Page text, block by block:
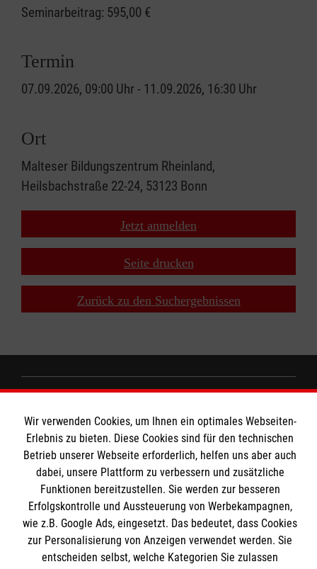
Seminarbeitrag: 595,00 €
Termin
07.09.2026, 09:00 Uhr - 11.09.2026, 16:30 Uhr
Ort
Malteser Bildungszentrum Rheinland,
Heilsbachstraße 22-24, 53123 Bonn
Jetzt anmelden
Seite drucken
Zurück zu den Suchergebnissen
Spenden und Helfen
Angebote und Leistungen
Mitarbeiten
Wir Malteser
Informationen
Downloads
Impressum
Malteser online
Wir verwenden Cookies, um Ihnen ein optimales Webseiten-
Erlebnis zu bieten. Diese Cookies sind für den technischen
Betrieb unserer Webseite erforderlich, helfen uns aber auch
dabei, unsere Plattform zu verbessern und zusätzliche
Funktionen bereitzustellen. Sie werden zur besseren
Erfolgskontrolle und Aussteuerung von Werbekampagnen,
wie z.B. Google Ads, eingesetzt. Das bedeutet, dass Cookies
zur Personalisierung von Anzeigen verwendet werden. Sie
entscheiden selbst, welche Kategorien Sie zulassen